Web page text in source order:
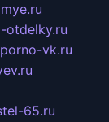
otdelky.ru
porno-vk.ru
65.ru